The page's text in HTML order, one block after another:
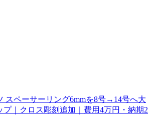
スペーサーリング6mmを8号→14号へ大
プ｜クロス彫刻追加｜費用4万円・納期2